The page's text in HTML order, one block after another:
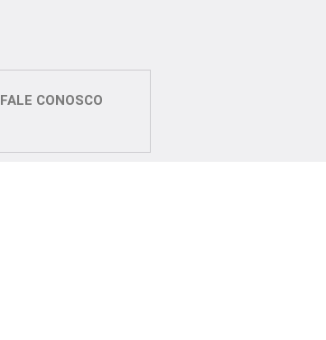
FALE CONOSCO